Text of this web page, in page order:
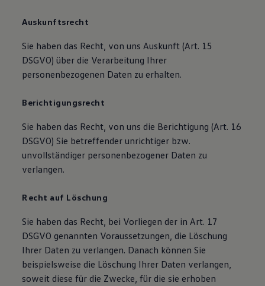
Auskunftsrecht
Sie haben das Recht, von uns Auskunft (Art. 15
DSGVO) über die Verarbeitung Ihrer
personenbezogenen Daten zu erhalten.
Berichtigungsrecht
Sie haben das Recht, von uns die Berichtigung (Art. 16
DSGVO) Sie betreffender unrichtiger bzw.
unvollständiger personenbezogener Daten zu
verlangen.
Recht auf Löschung
Sie haben das Recht, bei Vorliegen der in Art. 17
DSGVO genannten Voraussetzungen, die Löschung
Ihrer Daten zu verlangen. Danach können Sie
beispielsweise die Löschung Ihrer Daten verlangen,
soweit diese für die Zwecke, für die sie erhoben